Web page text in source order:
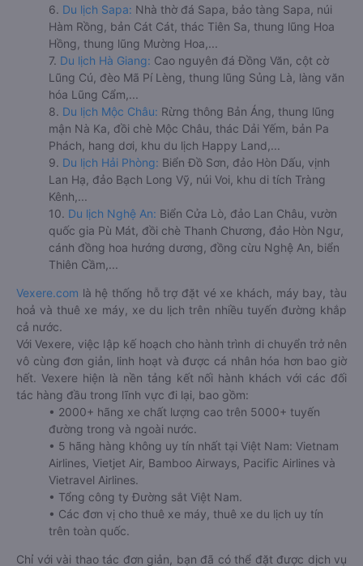
6. Du lịch Sapa: Nhà thờ đá Sapa, bảo tàng Sapa, núi
Hàm Rồng, bản Cát Cát, thác Tiên Sa, thung lũng Hoa
Hồng, thung lũng Mường Hoa,...
7. Du lịch Hà Giang: Cao nguyên đá Đồng Văn, cột cờ
Lũng Cú, đèo Mã Pí Lèng, thung lũng Sủng Là, làng văn
hóa Lũng Cẩm,...
8. Du lịch Mộc Châu: Rừng thông Bản Áng, thung lũng
mận Nà Ka, đồi chè Mộc Châu, thác Dải Yếm, bản Pa
Phách, hang dơi, khu du lịch Happy Land,...
9. Du lịch Hải Phòng: Biển Đồ Sơn, đảo Hòn Dấu, vịnh
Lan Hạ, đảo Bạch Long Vỹ, núi Voi, khu di tích Tràng
Kênh,...
10. Du lịch Nghệ An: Biển Cửa Lò, đảo Lan Châu, vườn
quốc gia Pù Mát, đồi chè Thanh Chương, đảo Hòn Ngư,
cánh đồng hoa hướng dương, đồng cừu Nghệ An, biển
Thiên Cầm,...
Vexere.com là hệ thống hỗ trợ đặt vé xe khách, máy bay, tàu
hoả và thuê xe máy, xe du lịch trên nhiều tuyến đường khắp
cả nước.
Với Vexere, việc lập kế hoạch cho hành trình di chuyển trở nên
vô cùng đơn giản, linh hoạt và được cá nhân hóa hơn bao giờ
hết. Vexere hiện là nền tảng kết nối hành khách với các đối
tác hàng đầu trong lĩnh vực đi lại, bao gồm:
• 2000+ hãng xe chất lượng cao trên 5000+ tuyến
đường trong và ngoài nước.
• 5 hãng hàng không uy tín nhất tại Việt Nam: Vietnam
Airlines, Vietjet Air, Bamboo Airways, Pacific Airlines và
Vietravel Airlines.
• Tổng công ty Đường sắt Việt Nam.
• Các đơn vị cho thuê xe máy, thuê xe du lịch uy tín
trên toàn quốc.
Chỉ với vài thao tác đơn giản, bạn đã có thể đặt được dịch vụ